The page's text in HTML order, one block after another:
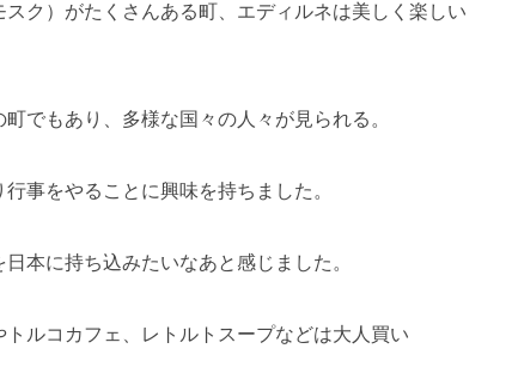
ク）がたくさんある町、エディルネは美しく楽しい
でもあり、多様な国々の人々が見られる。
事をやることに興味を持ちました。
本に持ち込みたいなあと感じました。
ルコカフェ、レトルトスープなどは大人買い